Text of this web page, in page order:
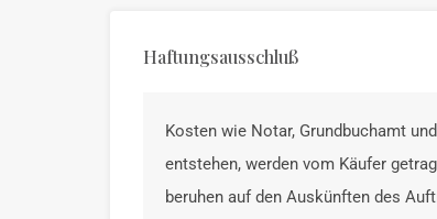
Haftungsausschluß
Kosten wie Notar, Grundbuchamt
entstehen, werden vom Käufer
beruhen auf den Auskünften des